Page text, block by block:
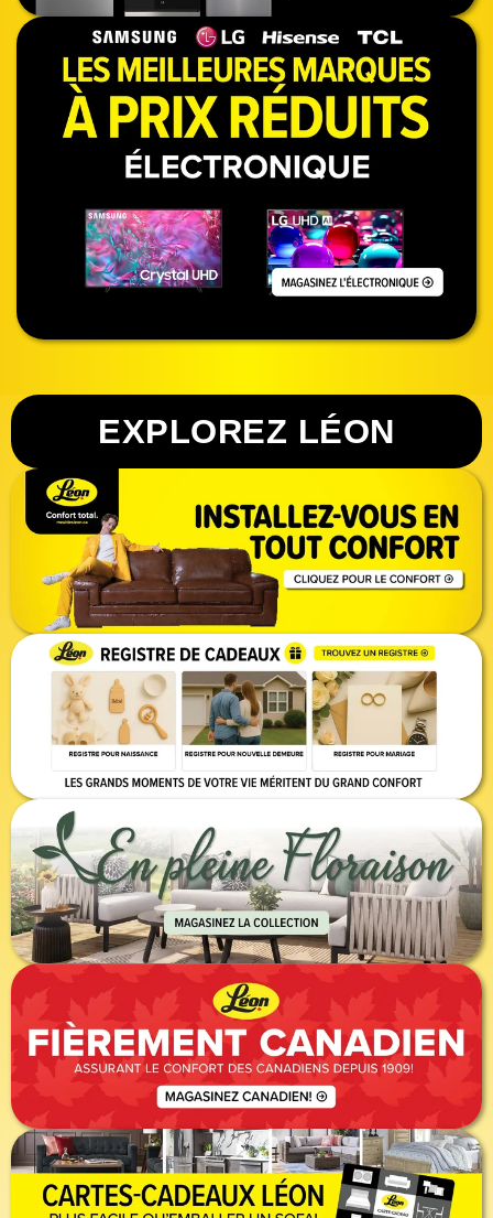
EXPLOREZ LÉON